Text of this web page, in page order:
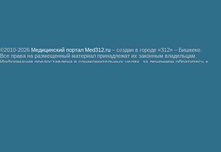
©2010-2026 Медицинский портал Med312.ru – создан в городе «312» – Бишкеке.
Все права на размещенный материал принадлежат их законным владельцам.
Информация предоставлена в ознакомительных целях, за лечением обратитесь к